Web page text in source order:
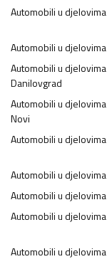
Automobili u djelovima
Automobili u djelovima
Automobili u djelovima
Danilovgrad
Automobili u djelovima
Novi
Automobili u djelovima
Automobili u djelovima
Automobili u djelovima
Automobili u djelovima
Automobili u djelovima